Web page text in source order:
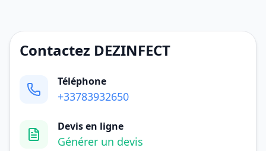
Contactez DEZINFECT
Téléphone
+33783932650
Devis en ligne
Générer un devis